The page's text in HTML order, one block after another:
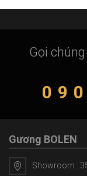
Gọi
Gương BOLEN
Showroom :